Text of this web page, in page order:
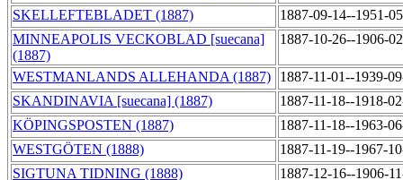
SKELLEFTEBLADET (1887)
1887-09-14--1951-
MINNEAPOLIS VECKOBLAD [suecana]
(1887)
1887-10-26--1906-
WESTMANLANDS ALLEHANDA (1887)
1887-11-01--1939-
SKANDINAVIA [suecana] (1887)
1887-11-18--1918-
KÖPINGSPOSTEN (1887)
1887-11-18--1963-
WESTGÖTEN (1888)
1887-11-19--1967-
SIGTUNA TIDNING (1888)
1887-12-16--1906-